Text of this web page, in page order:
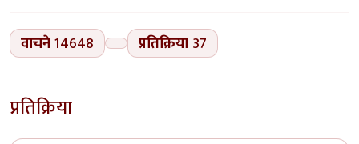
वाचने14648 प्रतिक्रिया 37
प्रतिक्रिया